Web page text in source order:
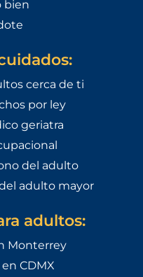
bien
cerca de ti
por ley
geriatra
del adulto
adulto mayor
adultos:
Monterrey
CDMX